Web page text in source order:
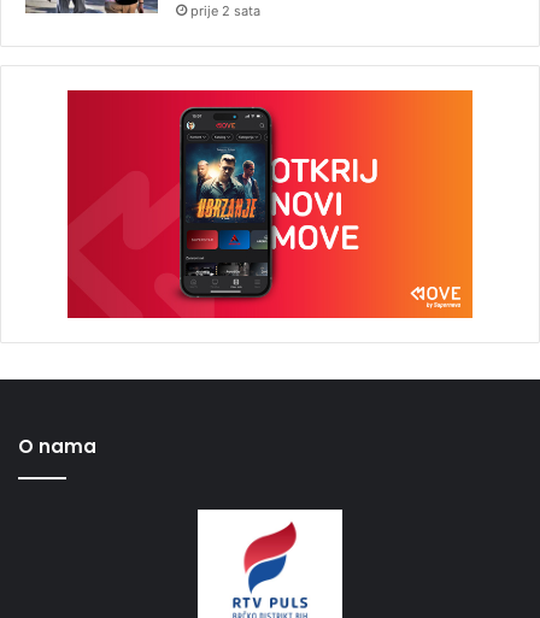
prije 2 sata
O nama